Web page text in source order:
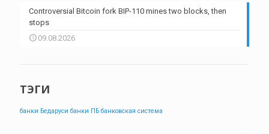
Controversial Bitcoin fork BIP-110 mines two blocks, then
stops
09.08.2026
ТЭГИ
банки Бедаруси банки ПБ банковская система